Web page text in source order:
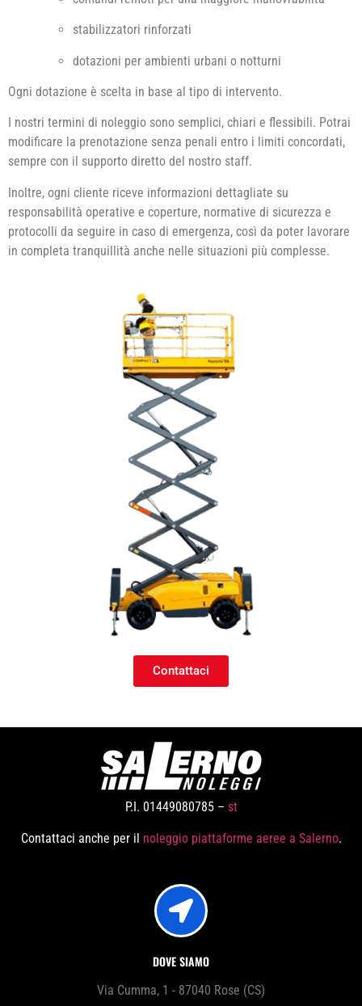
stabilizzatori rinforzati
dotazioni per ambienti urbani o notturni
Ogni dotazione è scelta in base al tipo di intervento.
I nostri termini di noleggio sono semplici, chiari e flessibili. Potrai
modificare la prenotazione senza penali entro i limiti concordati,
sempre con il supporto diretto del nostro staff.
Inoltre, ogni cliente riceve informazioni dettagliate su
responsabilità operative e coperture, normative di sicurezza e
protocolli da seguire in caso di emergenza, così da poter lavorare
in completa tranquillità anche nelle situazioni più complesse.
Contattaci
P.I. 01449080785 – st
Contattaci anche per il noleggio piattaforme aeree a Salerno.
DOVE SIAMO
Via Cumma, 1 - 87040 Rose (CS)